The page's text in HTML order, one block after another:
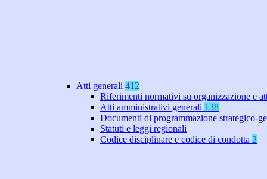
Atti generali 412
Riferimenti normativi su organizzazione e
Atti amministrativi generali 138
Documenti di programmazione strategico-
Statuti e leggi regionali
Codice disciplinare e codice di condotta 2